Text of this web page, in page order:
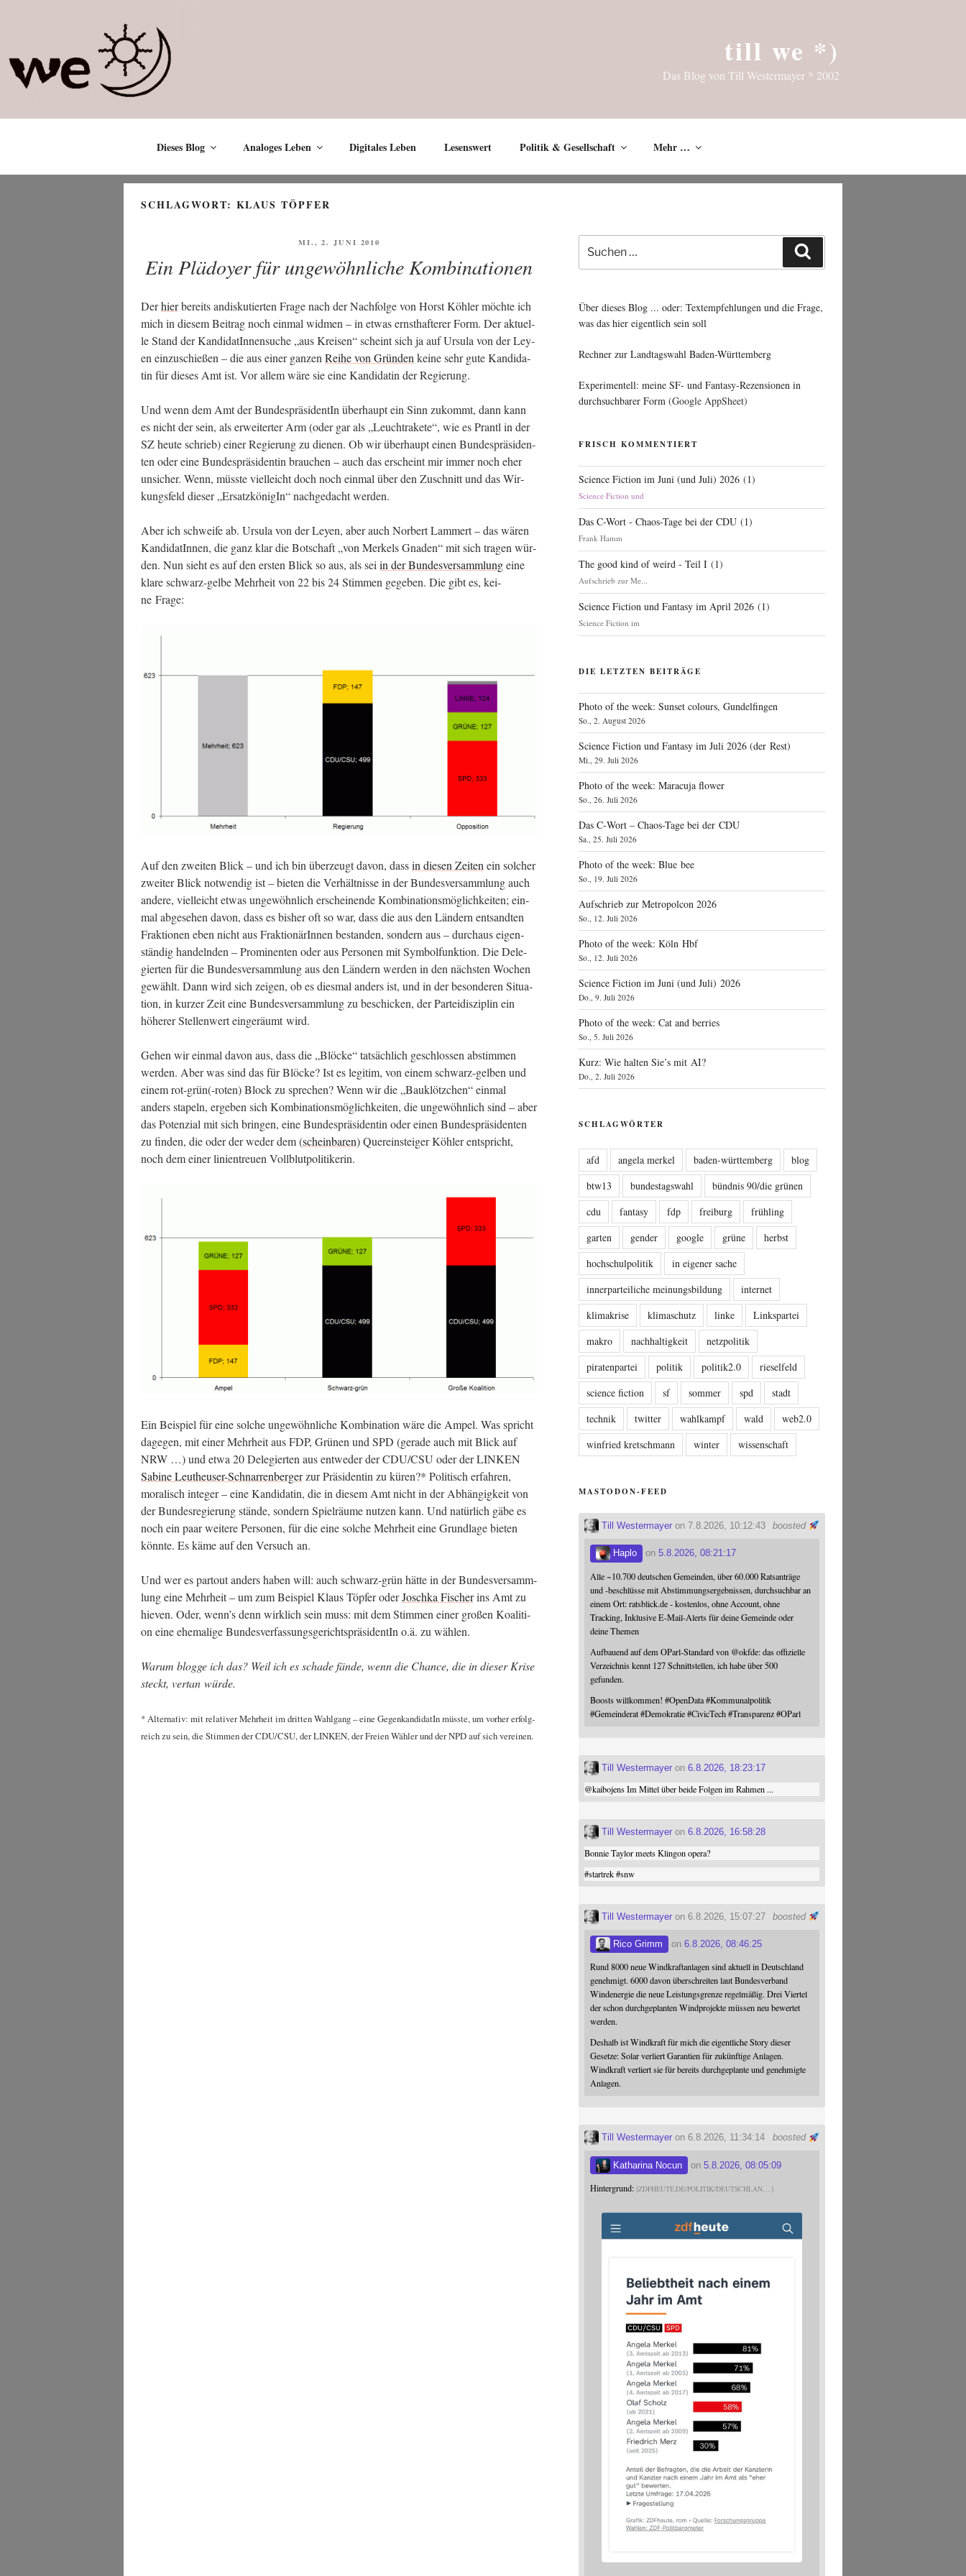
till we *)
Das Blog von Till Westermayer * 2002
Dieses Blog Analoges Leben Digitales Leben Lesenswert Politik & Gesellschaft Mehr …
SCHLAGWORT: KLAUS TÖPFER
VERÖFFENTLICHT
MI., 2. JUNI 2010
Ein Plädoyer für ungewöhnliche Kombinationen
Derhierbereits andis­ku­tier­ten Fra­ge nach der Nach­fol­ge von Horst Köh­ler möch­te ich
mich in die­sem Bei­trag noch ein­mal wid­men – in etwas ernst­haf­te­rer Form. Der aktu­el­
le Stand der Kan­di­da­tIn­nen­su­che „aus Krei­sen“ scheint sich ja auf Ursu­la von der Ley­
en ein­zu­schie­ßen – die aus einer gan­zen Rei­he von Grün­den kei­ne sehr gute Kan­di­da­
tin für die­ses Amt ist. Vor allem wäre sie eine Kan­di­da­tin der Regierung.
Und wenn dem Amt der Bun­des­prä­si­den­tIn über­haupt ein Sinn zukommt, dann kann
es nicht der sein, als erwei­ter­ter Arm (oder gar als „Leucht­ra­ke­te“, wie es Prantl in der
SZ heu­te schrieb) einer Regie­rung zu die­nen. Ob wir über­haupt einen Bun­des­prä­si­den­
ten oder eine Bun­des­prä­si­den­tin brau­chen – auch das erscheint mir immer noch eher
unsi­cher. Wenn, müss­te viel­leicht doch noch ein­mal über den Zuschnitt und das Wir­
kungs­feld die­ser „Ersatz­kö­ni­gIn“ nach­ge­dacht werden.
Aber ich schwei­fe ab. Ursu­la von der Ley­en, aber auch Nor­bert Lam­mert – das wären
Kan­di­da­tIn­nen, die ganz klar die Bot­schaft „von Mer­kels Gna­den“ mit sich tra­gen wür­
den. Nun sieht es auf den ers­ten Blick so aus, als sei in der Bun­des­ver­samm­lungeine
kla­re schwarz-gel­be Mehr­heit von 22 bis 24 Stim­men gege­ben. Die gibt es, kei­
ne Frage:
Auf den zwei­ten Blick – und ich bin über­zeugt davon, dassin die­sen Zei­ten ein sol­cher
zwei­ter Blick not­wen­dig ist – bie­ten die Ver­hält­nis­se in der Bun­des­ver­samm­lung auch
ande­re, viel­leicht etwas unge­wöhn­lich erschei­nen­de Kom­bi­na­ti­ons­mög­lich­kei­ten; ein­
mal abge­se­hen davon, dass es bis­her oft so war, dass die aus den Län­dern ent­sand­ten
Frak­tio­nen eben nicht aus Frak­tio­nä­rIn­nen bestan­den, son­dern aus – durch­aus eigen­
stän­dig han­deln­den – Pro­mi­nen­ten oder aus Per­so­nen mit Sym­bol­funk­ti­on. Die Dele­
gier­ten für die Bun­des­ver­samm­lung aus den Län­dern wer­den in den nächs­ten Wochen
gewählt. Dann wird sich zei­gen, ob es dies­mal anders ist, und in der beson­de­ren Situa­
ti­on, in kur­zer Zeit eine Bun­des­ver­samm­lung zu beschi­cken, der Par­tei­dis­zi­plin ein
höhe­rer Stel­len­wert ein­ge­räumt wird.
Gehen wir ein­mal davon aus, dass die „Blö­cke“ tat­säch­lich geschlos­sen abstim­men
wer­den. Aber was sind das für Blö­cke? Ist es legi­tim, von einem schwarz-gel­ben und
einem rot-grün(-roten) Block zu spre­chen? Wenn wir die „Bau­klötz­chen“ ein­mal
anders sta­peln, erge­ben sich Kom­bi­na­ti­ons­mög­lich­kei­ten, die unge­wöhn­lich sind – aber
das Poten­zi­al mit sich brin­gen, eine Bun­des­prä­si­den­tin oder einen Bun­des­prä­si­den­ten
zu fin­den, die oder der weder dem (schein­ba­ren) Quer­ein­stei­ger Köh­ler ent­spricht,
noch dem einer lini­en­treu­en Vollblutpolitikerin.
Ein Bei­spiel für eine sol­che unge­wöhn­li­che Kom­bi­na­ti­on wäre die Ampel. Was spricht
dage­gen, mit einer Mehr­heit aus FDP, Grü­nen und SPD (gera­de auch mit Blick auf
NRW …) und etwa 20 Dele­gier­ten aus ent­we­der der CDU/CSU oder der LINKEN
Sabi­ne Leu­theu­ser-Schnar­ren­ber­gerzur Prä­si­den­tin zu küren?* Poli­tisch erfah­ren,
mora­lisch inte­ger – eine Kan­di­da­tin, die in die­sem Amt nicht in der Abhän­gig­keit von
der Bun­des­re­gie­rung stän­de, son­dern Spiel­räu­me nut­zen kann. Und natür­lich gäbe es
noch ein paar wei­te­re Per­so­nen, für die eine sol­che Mehr­heit eine Grund­la­ge bie­ten
könn­te. Es käme auf den Ver­such an.
Und wer es par­tout anders haben will: auch schwarz-grün hät­te in der Bun­des­ver­samm­
lung eine Mehr­heit – um zum Bei­spiel Klaus Töp­fer oderJosch­ka Fischerins Amt zu
hie­ven. Oder, wenn’s denn wirk­lich sein muss: mit dem Stim­men einer gro­ßen Koali­ti­
on eine ehe­ma­li­ge Bun­des­ver­fas­sungs­ge­richts­prä­si­den­tIn o.ä. zu wählen.
War­um blog­ge ich das? Weil ich es scha­de fän­de, wenn die Chan­ce, die in die­ser Kri­se
steckt, ver­tan würde.
* Alter­na­tiv: mit rela­ti­ver Mehr­heit im drit­ten Wahl­gang – eine Gegen­kan­di­da­tIn müss­te, um vor­her erfolg­
reich zu sein, die Stim­men der CDU/CSU, der LINKEN, der Frei­en Wäh­ler und der NPD auf sich vereinen.
Suche
nach:
Über dieses Blog ... oder: Textempfehlungen und die Frage,
was das hier eigentlich sein soll
Rechner zur Landtagswahl Baden-Württemberg
Experimentell: meine SF- und Fantasy-Rezensionen in
durchsuchbarer Form (Google AppSheet)
FRISCH KOMMENTIERT
Science Fiction im Juni (und Juli) 2026 (1)
Science Fiction und
Das C-Wort - Chaos-Tage bei der CDU (1)
Frank Hamm
The good kind of weird - Teil I (1)
Aufschrieb zur Me...
Science Fiction und Fantasy im April 2026 (1)
Science Fiction im
DIE LETZTEN BEITRÄGE
Photo of the week: Sunset colours, Gundelfingen
So., 2. August 2026
Science Fiction und Fantasy im Juli 2026 (der Rest)
Mi., 29. Juli 2026
Photo of the week: Maracuja flower
So., 26. Juli 2026
Das C‑Wort – Chaos-Tage bei der CDU
Sa., 25. Juli 2026
Photo of the week: Blue bee
So., 19. Juli 2026
Aufschrieb zur Metropolcon 2026
So., 12. Juli 2026
Photo of the week: Köln Hbf
So., 12. Juli 2026
Science Fiction im Juni (und Juli) 2026
Do., 9. Juli 2026
Photo of the week: Cat and berries
So., 5. Juli 2026
Kurz: Wie halten Sie’s mit AI?
Do., 2. Juli 2026
SCHLAGWÖRTER
afd angela merkel baden-württemberg
blog
btw13
bundestagswahl
bündnis 90/die grünen
cdu
fantasy fdp freiburg
frühling
garten
gender google grüne
herbst
hochschulpolitik
in eigener sache
innerparteiliche meinungsbildung
internet
klimakrise
klimaschutz linke
Linkspartei
makro
nachhaltigkeit
netzpolitik
piratenpartei
politik politik2.0
rieselfeld
science fiction
sf sommer spd
stadt
technik
twitter wahlkampf wald
web2.0
winfried kretschmann
winter wissenschaft
MASTODON-FEED
boosted
Till Westermayer on 7.8.2026, 10:12:43
Haplo on5.8.2026, 08:21:17
Alle ~10.700 deutschen Gemeinden, über 60.000 Ratsanträge
und -beschlüsse mit Abstimmungsergebnissen, durchsuchbar an
einem Ort: ratsblick.de - kostenlos, ohne Account, ohne
Tracking, Inklusive E-Mail-Alerts für deine Gemeinde oder
deine Themen
Aufbauend auf dem OParl-Standard von @okfde: das offizielle
Verzeichnis kennt 127 Schnittstellen, ich habe über 500
gefunden.
Boosts willkommen!#OpenData #Kommunalpolitik
#Gemeinderat #Demokratie #CivicTech #Transparenz #OParl
Till Westermayer on6.8.2026, 18:23:17
@kaibojensIm Mittel über beide Folgen im Rahmen ...
Till Westermayer on6.8.2026, 16:58:28
Bonnie Taylor meets Klingon opera?
#startrek #snw
boosted
Till Westermayer on 6.8.2026, 15:07:27
Rico Grimm on6.8.2026, 08:46:25
Rund 8000 neue Windkraftanlagen sind aktuell in Deutschland
genehmigt. 6000 davon überschreiten laut Bundesverband
Windenergie die neue Leistungsgrenze regelmäßig. Drei Viertel
der schon durchgeplanten Windprojekte müssen neu bewertet
werden.
Deshalb ist Windkraft für mich die eigentliche Story dieser
Gesetze: Solar verliert Garantien für zukünftige Anlagen.
Windkraft verliert sie für bereits durchgeplante und genehmigte
Anlagen.
boosted
Till Westermayer on 6.8.2026, 11:34:14
Katharina Nocun on5.8.2026, 08:05:09
Hintergrund: ZDFHEUTE.DE/POLITIK/DEUTSCHLAN